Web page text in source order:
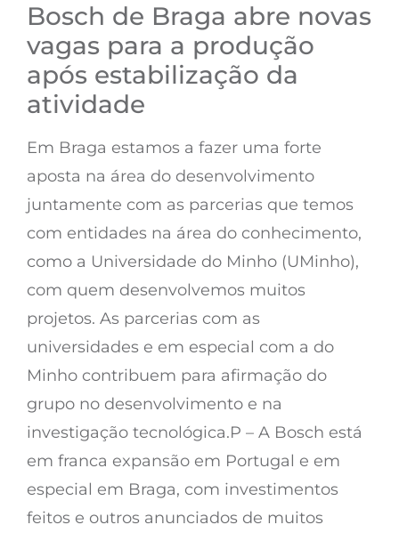
Bosch de Braga abre novas
vagas para a produção
após estabilização da
atividade
Em Braga estamos a fazer uma forte
aposta na área do desenvolvimento
juntamente com as parcerias que temos
com entidades na área do conhecimento,
como a Universidade do Minho (UMinho),
com quem desenvolvemos muitos
projetos. As parcerias com as
universidades e em especial com a do
Minho contribuem para afirmação do
grupo no desenvolvimento e na
investigação tecnológica.P – A Bosch está
em franca expansão em Portugal e em
especial em Braga, com investimentos
feitos e outros anunciados de muitos